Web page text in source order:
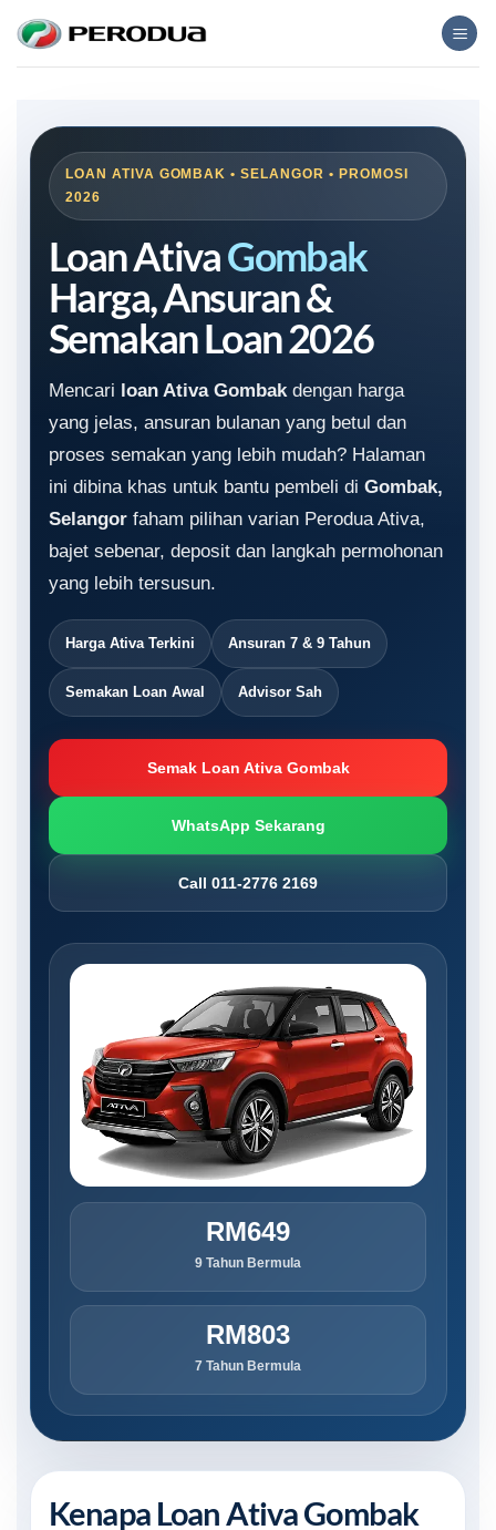
content
LOAN ATIVA GOMBAK • SELANGOR • PROMOSI
2026
Loan AtivaGombak
Harga, Ansuran &
Semakan Loan 2026
Mencari loan Ativa Gombakdengan harga
yang jelas, ansuran bulanan yang betul dan
proses semakan yang lebih mudah? Halaman
ini dibina khas untuk bantu pembeli di Gombak,
Selangor faham pilihan varian Perodua Ativa,
bajet sebenar, deposit dan langkah permohonan
yang lebih tersusun.
Harga Ativa Terkini Ansuran 7 & 9 Tahun
Semakan Loan Awal Advisor Sah
Semak Loan Ativa Gombak
WhatsApp Sekarang
Call 011-2776 2169
RM649
9 Tahun Bermula
RM803
7 Tahun Bermula
Kenapa Loan Ativa Gombak